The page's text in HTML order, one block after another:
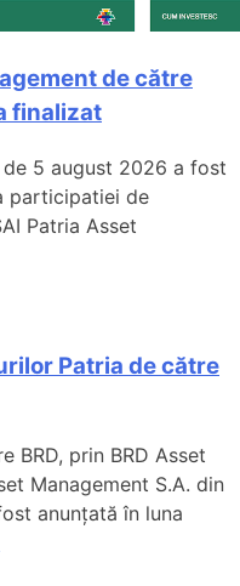
de către
finalizat
5 august 2026 a fost
participatiei de
Patria Asset
Patria de către
BRD, prin BRD Asset
Management S.A. din
anunțată în luna